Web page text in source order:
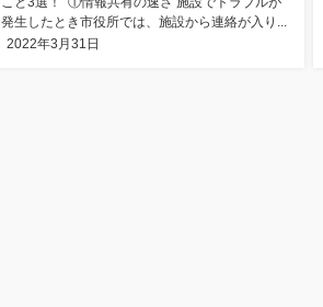
発生したとき市役所では、施設から連絡が入り...
2022年3月31日